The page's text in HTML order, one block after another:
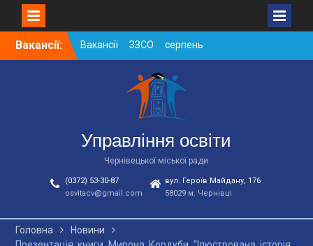
SkipВакансії:
Вакансії ЗЗСО серпень
2026
Вакансії ЗЗСО червень
Вакансії у ЗДО та
дошкільних підрозділах
ЗЗСО станом на
01.08.2026 р.
Управління освіти
Чернівецької міської ради
(0372) 53-30-87
osvitacv@gmail.com
вул. Героїв Майдану, 176
58029 м. Чернівці
Головна
Новини